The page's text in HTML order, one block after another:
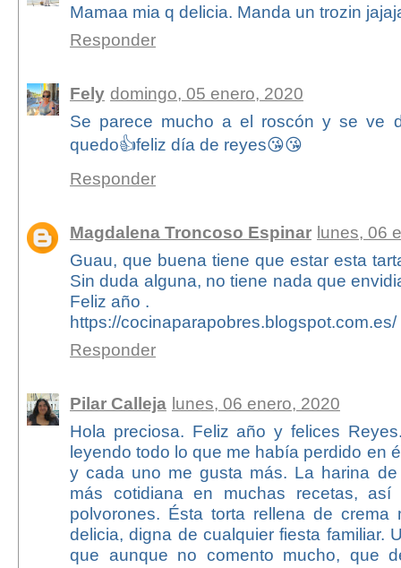
Mamaa mia q delicia. Manda un trozin
Responder
Fely domingo, 05 enero, 2020
Se parece mucho a el roscón y se ve
quedo👍feliz día de reyes😘😘
Responder
Magdalena Troncoso Espinar lunes, 06
Guau, que buena tiene que estar esta
Sin duda alguna, no tiene nada que
Feliz año .
https://cocinaparapobres.blogspot.com.es/
Responder
Pilar Calleja lunes, 06 enero, 2020
Hola preciosa. Feliz año y felices
leyendo todo lo que me había perdido en
y cada uno me gusta más. La harina
más cotidiana en muchas recetas,
polvorones. Ésta torta rellena de crema
delicia, digna de cualquier fiesta familiar.
que aunque no comento mucho, que